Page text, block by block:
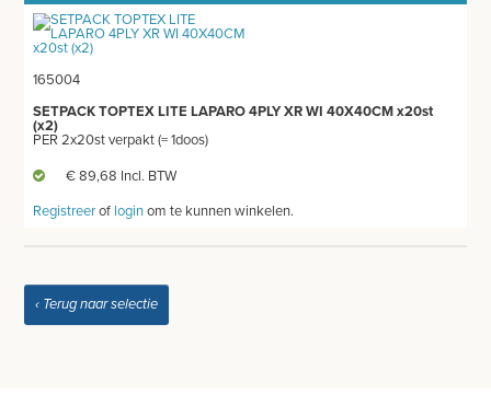
BANDAGES VOOR DIEREN
WATTEN-DEPPERS
ORTHOPEDISCHE BRACES
WONDVERZORGING
HECHTINGSMATERIAAL
165004
SETPACK TOPTEX LITE LAPARO 4PLY XR WI 40X40CM x20st
(x2)
PER 2x20st verpakt (= 1doos)
€ 89,68 Incl. BTW
Registreerof loginom te kunnen winkelen.
‹ Terug naar selectie